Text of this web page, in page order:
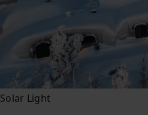
Solar Light